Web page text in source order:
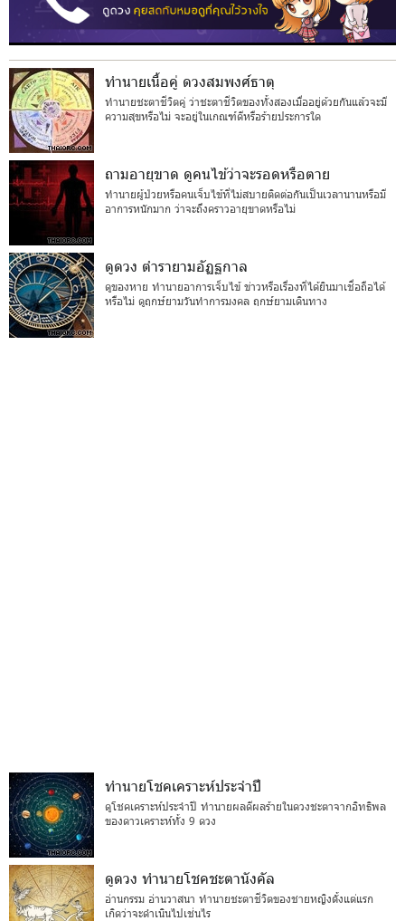
ทำนายเนื้อคู่ ดวงสมพงศ์ธาตุ
ทำนายชะตาชีวิตคู่ ว่าชะตาชีวิตของทั้งสองเมื่ออยู่ด้วยกันแล้วจะมี
ความสุขหรือไม่ จะอยู่ในเกณฑ์ดีหรือร้ายประการใด
ถามอายุขาด ดูคนไข้ว่าจะรอดหรือตาย
ทำนายผู้ป่วยหรือคนเจ็บไข้ที่ไม่สบายติดต่อกันเป็นเวลานานหรือมี
อาการหนักมาก ว่าจะถึงคราวอายุขาดหรือไม่
ดูดวง ตำรายามอัฏฐกาล
ดูของหาย ทำนายอาการเจ็บไข้ ข่าวหรือเรื่องที่ได้ยินมาเชื่อถือได้
หรือไม่ ดูฤกษ์ยามวันทำการมงคล ฤกษ์ยามเดินทาง
ทำนายโชคเคราะห์ประจำปี
ดูโชคเคราะห์ประจำปี ทำนายผลดีผลร้ายในดวงชะตาจากอิทธิพล
ของดาวเคราะห์ทั้ง 9 ดวง
ดูดวง ทำนายโชคชะตานังคัล
อ่านกรรม อ่านวาสนา ทำนายชะตาชีวิตของชายหญิงตั้งแต่แรก
เกิดว่าจะดำเนินไปเช่นไร